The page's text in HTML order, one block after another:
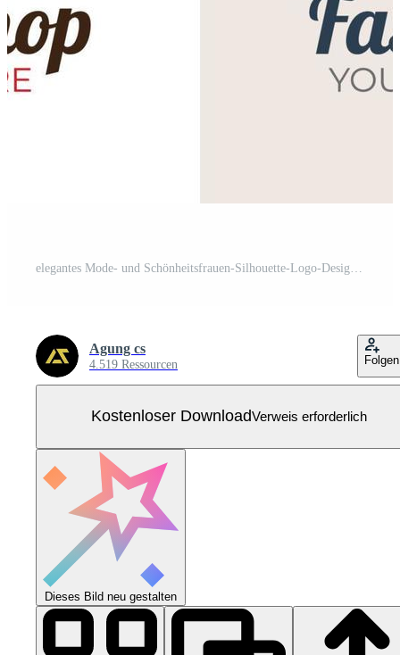
Agung cs
4.519 Ressourcen Folgen
Kostenloser DownloadVerweis erforderlich
Dieses Bild neu gestalten